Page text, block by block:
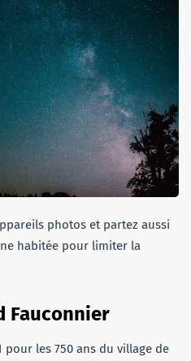
photos et partez aussi
habitée pour limiter la
Fauconnier
pour les 750 ans du village de